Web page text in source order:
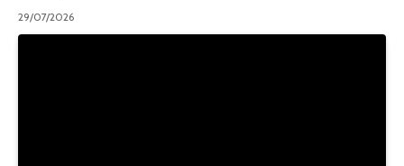
29/07/2026